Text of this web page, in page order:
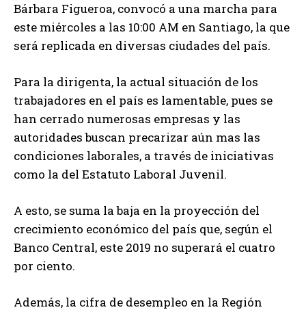
Bárbara Figueroa, convocó a una marcha para
este miércoles a las 10:00 AM en Santiago, la que
será replicada en diversas ciudades del país.
Para la dirigenta, la actual situación de los
trabajadores en el país es lamentable, pues se
han cerrado numerosas empresas y las
autoridades buscan precarizar aún mas las
condiciones laborales, a través de iniciativas
como la del Estatuto Laboral Juvenil.
A esto, se suma la baja en la proyección del
crecimiento económico del país que, según el
Banco Central, este 2019 no superará el cuatro
por ciento.
Además, la cifra de desempleo en la Región